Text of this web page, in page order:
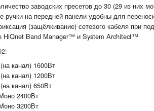
заводских пресетов до 30 (29 из них
на передней панели удобны для
(защёлкивание) сетевого кабеля при
HiQnet Band Manager™ и System Architect™
канал) 1600Вт
канал) 1200Вт
канал) 650Вт
2400Вт
3200Вт